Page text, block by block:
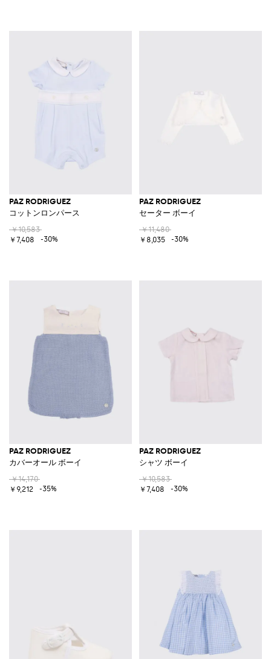
PAZ RODRIGUEZ
コットンロンパース
￥10,583
￥7,408
-30%
PAZ RODRIGUEZ
セーター ボーイ
￥11,480
￥8,035
-30%
PAZ RODRIGUEZ
カバーオール ボーイ
￥14,170
￥9,212
-35%
PAZ RODRIGUEZ
シャツ ボーイ
￥10,583
￥7,408
-30%